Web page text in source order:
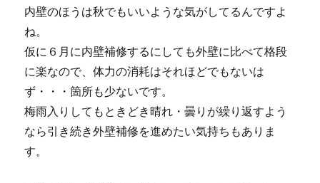
内壁のほうは秋でもいいような気がしてるんですよ
ね。
仮に６月に内壁補修するにしても外壁に比べて格段
に楽なので、体力の消耗はそれほどでもないは
ず・・・箇所も少ないです。
梅雨入りしてもときどき晴れ・曇りが繰り返すよう
なら引き続き外壁補修を進めたい気持ちもありま
す。